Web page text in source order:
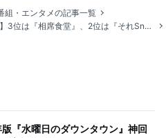
組・エンタメの記事一覧
【6月バラエティランキングTOP20】3位は『相席食堂』、2位は『それSnow Manにやらせて下さい』
『水曜日のダウンタウン』神回